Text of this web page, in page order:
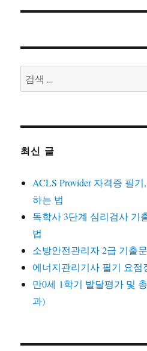
검
색:
최신 글
ACLS Provider 자격증 필
하는 법
독학사 3단계 심리검사 기
법
소방안전관리자 2급 기출
에너지관리기사 필기 요점
만0세 1학기 발달평가 및
과)